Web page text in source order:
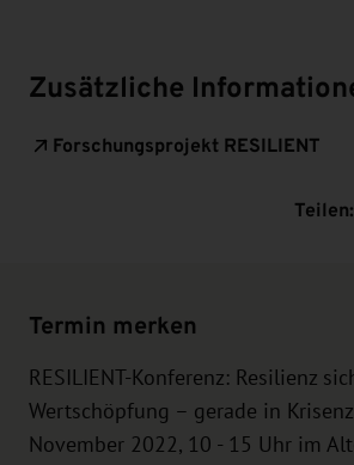
Zusätzliche
Forschungsprojekt RESILIENT
Teilen:
Termin merken
RESILIENT-Konferenz: Resilienz
Wertschöpfung – gerade in
November 2022, 10 - 15 Uhr im